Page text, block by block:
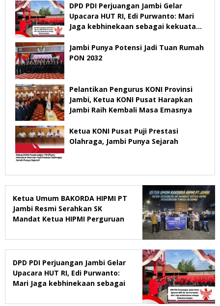
DPD PDI Perjuangan Jambi Gelar
Upacara HUT RI, Edi Purwanto: Mari
Jaga kebhinekaan sebagai kekuatan
Jambi Punya Potensi Jadi Tuan Rumah
PON 2032
Pelantikan Pengurus KONI Provinsi
Jambi, Ketua KONI Pusat Harapkan
Jambi Raih Kembali Masa Emasnya
Ketua KONI Pusat Puji Prestasi
Olahraga, Jambi Punya Sejarah
Ketua Umum BAKORDA HIPMI PT
Jambi Resmi Serahkan SK
Mandat Ketua HIPMI Perguruan
DPD PDI Perjuangan Jambi Gelar
Upacara HUT RI, Edi Purwanto:
Mari Jaga kebhinekaan sebagai